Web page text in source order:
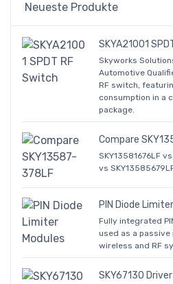
Neueste Produkte
SKYA21001
Skyworks
Automotive
RF switch,
consumption in a
package.
Compare
SKY13581676LF
vs
PIN Diode
Fully integrated
used as a
wireless and RF
SKY67130